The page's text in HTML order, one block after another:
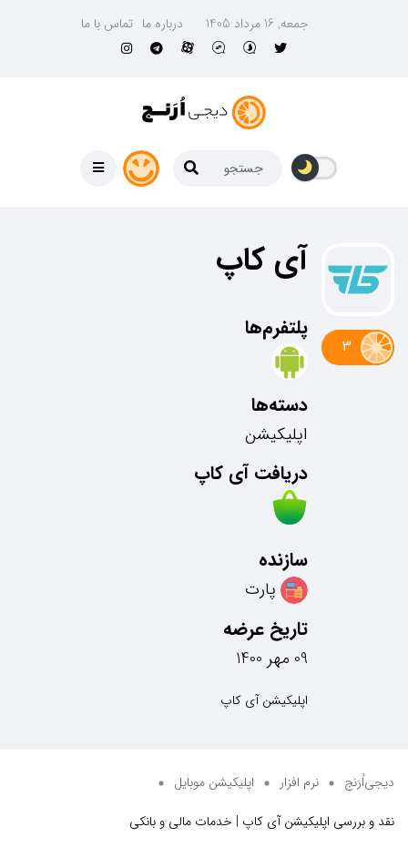
جمعه, 16 مرداد 1405 درباره ما تماس با ما
3
آی کاپ
پلتفرم‌ها
دسته‌ها
اپلیکیشن
دریافت آی کاپ
سازنده
پارت
تاریخ عرضه
09 مهر 1400
اپلیکیشن آی کاپ
دیجی‌اُرَنج نرم افزار
اپلیکیشن موبایل
نقد و بررسی اپلیکیشن آی کاپ | خدمات مالی و بانکی